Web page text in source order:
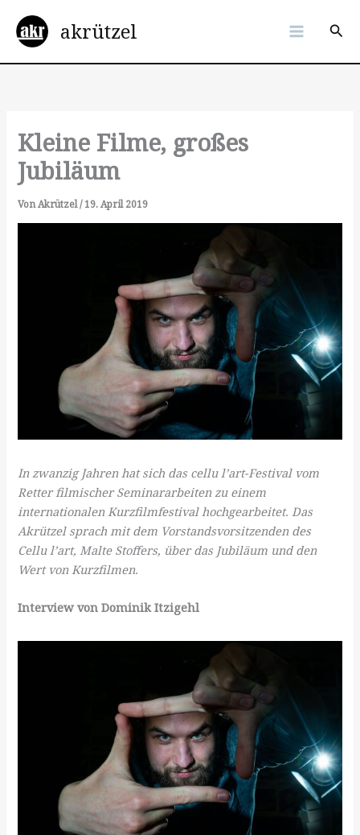
Inhalt
springen
akrützel
Kleine Filme, großes
Jubiläum
VonAkrützel/19. April 2019
In zwanzig Jahren hat sich das cellu l’art-Festival vom
Retter filmischer Seminararbeiten zu einem
internationalen Kurzfilmfestival hochgearbeitet. Das
Akrützel sprach mit dem Vorstandsvorsitzenden des
Cellu l’art, Malte Stoffers, über das Jubiläum und den
Wert von Kurzfilmen.
Interview von Dominik Itzigehl